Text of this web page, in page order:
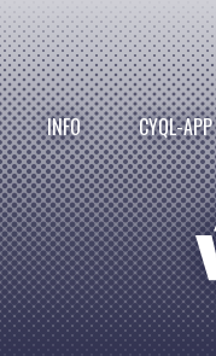
INFO CYQL-APP